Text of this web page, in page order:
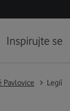
Inspirujte se
Pavlovice Legií